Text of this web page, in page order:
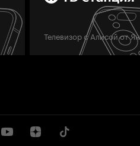
Телевизор с Алисой от